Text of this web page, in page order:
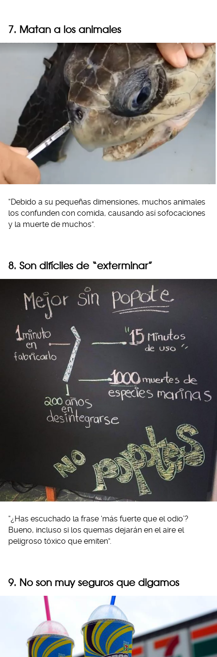
7. Matan a los animales
“Debido a su pequeñas dimensiones, muchos animales
los confunden con comida, causando así sofocaciones
y la muerte de muchos”.
8. Son difíciles de “exterminar”
“¿Has escuchado la frase ‘más fuerte que el odio’?
Bueno, incluso si los quemas dejarán en el aire el
peligroso tóxico que emiten”.
9. No son muy seguros que digamos